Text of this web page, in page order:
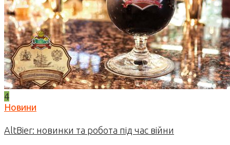
4
Новини
AltBier: новинки та робота під час війни